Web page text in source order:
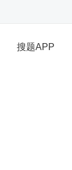
搜题APP